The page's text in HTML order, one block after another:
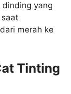
yang
merah ke
Tinting